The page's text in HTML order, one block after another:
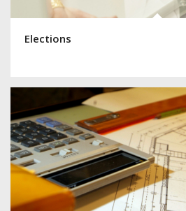
Elections